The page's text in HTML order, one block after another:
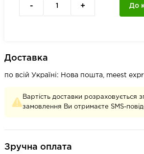
- + До
Доставка
по всій Україні: Нова пошта, meest
Вартість доставки розраховується
замовлення Ви отримаєте SMS-
Зручна оплата